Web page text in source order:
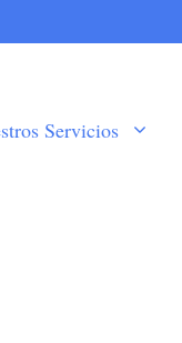
Servicios